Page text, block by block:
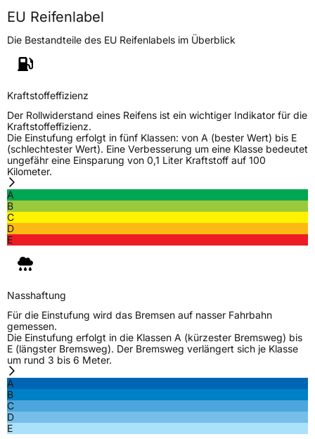
Höchstlast850/775 kg
Gewicht (in kg)
15,573 kg
Generelle Merkmale
FahrzeugtypSUV
VerwendungSommerreifen
ModellnameRXQuest AT
FahrzeugartPKW & SUV
Weitere Eigenschaften
SchlauchtypTL
Zustand
OffroadJa
EU Label
EffizienzD
EU Reifenlabel
Die Bestandteile des EU Reifenlabels im Überblick
Kraftstoffeffizienz
Der Rollwiderstand eines Reifens ist ein wichtiger Indikator für die
Kraftstoffeffizienz.
Die Einstufung erfolgt in fünf Klassen: von A (bester Wert) bis E
(schlechtester Wert). Eine Verbesserung um eine Klasse bedeutet
ungefähr eine Einsparung von 0,1 Liter Kraftstoff auf 100
Kilometer.
A
B
C
D
E
Nasshaftung
Für die Einstufung wird das Bremsen auf nasser Fahrbahn
gemessen.
Die Einstufung erfolgt in die Klassen A (kürzester Bremsweg) bis
E (längster Bremsweg). Der Bremsweg verlängert sich je Klasse
um rund 3 bis 6 Meter.
A
B
C
D
E